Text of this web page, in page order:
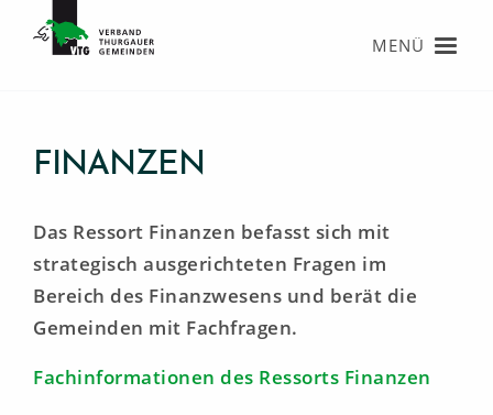
MENÜ
Startseite
Verband
Startseite
Verband
Über den VTG
FINANZEN
Das Ressort Finanzen befasst sich mit
strategisch ausgerichteten Fragen im
Bereich des Finanzwesens und berät die
Gemeinden mit Fachfragen.
Fachinformationen des Ressorts Finanzen